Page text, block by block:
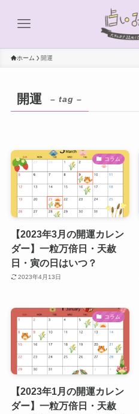
ホーム 開運
開運 – tag –
コラム
【2023年3月の開運カレン
ダー】一粒万倍日・天赦
日・寅の日はいつ？
2023年4月13日
コラム
【2023年1月の開運カレン
ダー】一粒万倍日・天赦